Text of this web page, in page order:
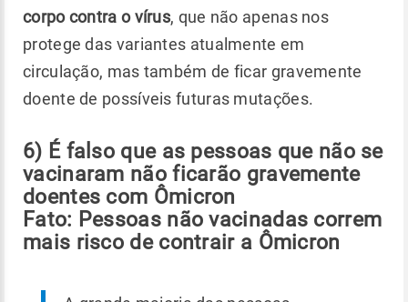
corpo contra o vírus, que não apenas nos
protege das variantes atualmente em
circulação, mas também de ficar gravemente
doente de possíveis futuras mutações.
6) É falso que as pessoas que não se
vacinaram não ficarão gravemente
doentes com Ômicron
Fato: Pessoas não vacinadas correm
mais risco de contrair a Ômicron